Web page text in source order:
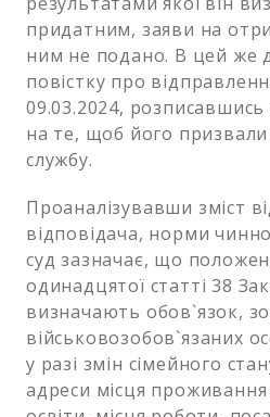
придатним, заяви на
ним не подано. В цей же
повістку про
09.03.2024, розписавшись
на те, щоб його призвали
службу.
Проаналізувавши зміст
відповідача, норми
суд зазначає, що
одинадцятої статті 38
визначають обов`язок,
військовозобов`язаних
у разі змін сімейного
адреси місця